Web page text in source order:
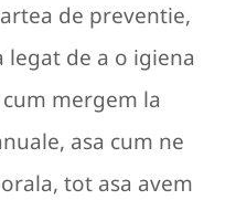
de preventie,
de a o igiena
mergem la
asa cum ne
tot asa avem